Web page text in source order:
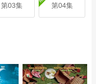
明的快快大师、硕硕大师
不忘传递乐观幽默的态
工后跳起动感的摇尾巴舞
第03集 第04集